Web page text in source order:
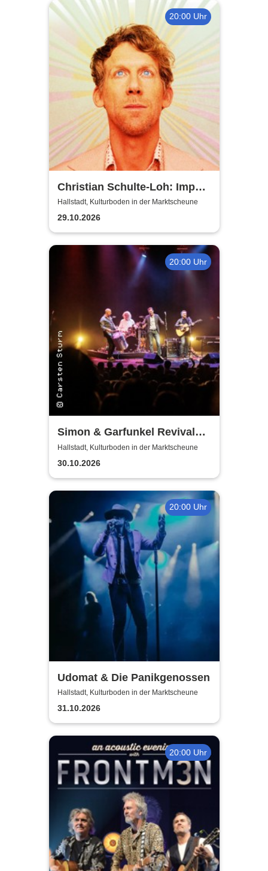
20:00 Uhr
Christian Schulte-Loh: Import
Export
Hallstadt, Kulturboden in der Marktscheune
29.10.2026
20:00 Uhr
Simon & Garfunkel Revival
Band
Hallstadt, Kulturboden in der Marktscheune
30.10.2026
20:00 Uhr
Udomat & Die Panikgenossen
Hallstadt, Kulturboden in der Marktscheune
31.10.2026
20:00 Uhr